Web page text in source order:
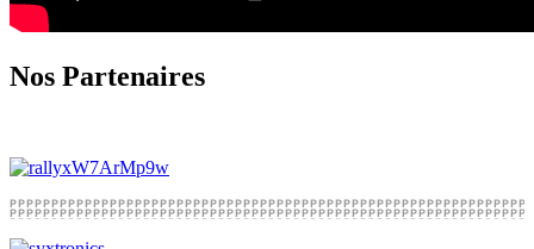
Nos Partenaires